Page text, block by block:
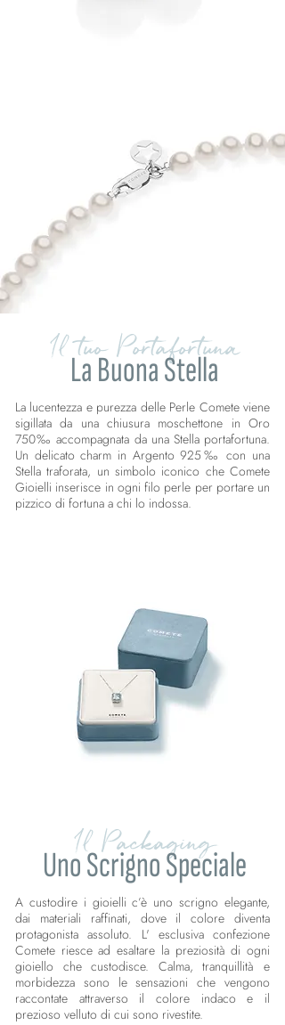
Il tuo Portafortuna
La Buona Stella
La lucentezza e purezza delle Perle Comete viene
sigillata da una chiusura moschettone in Oro
750‰ accompagnata da una Stella portafortuna.
Un delicato charm in Argento 925‰ con una
Stella traforata, un simbolo iconico che Comete
Gioielli inserisce in ogni filo perle per portare un
pizzico di fortuna a chi lo indossa.
Il Packaging
Uno Scrigno Speciale
A custodire i gioielli c’è uno scrigno elegante,
dai materiali raffinati, dove il colore diventa
protagonista assoluto. L' esclusiva confezione
Comete riesce ad esaltare la preziosità di ogni
gioiello che custodisce. Calma, tranquillità e
morbidezza sono le sensazioni che vengono
raccontate attraverso il colore indaco e il
prezioso velluto di cui sono rivestite.